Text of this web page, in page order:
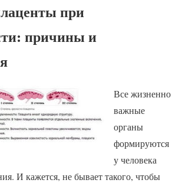
при
причины и
Все жизненно
важные
органы
формируются
у человека
И кажется, не бывает такого, чтобы